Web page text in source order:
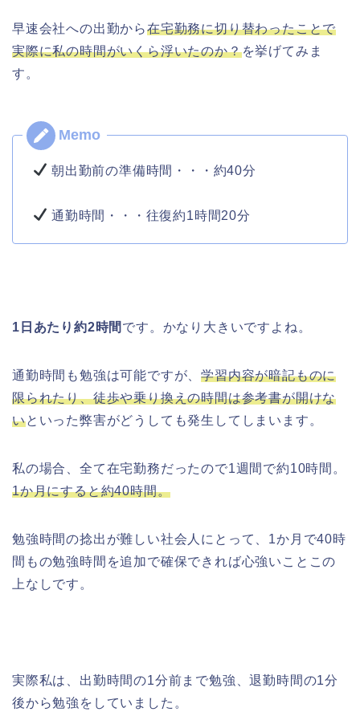
早速会社への出勤から在宅勤務に切り替わったことで
実際に私の時間がいくら浮いたのか？を挙げてみま
す。
朝出勤前の準備時間・・・約40分
通勤時間・・・往復約1時間20分
1日あたり約2時間 です。かなり大きいですよね。
通勤時間も勉強は可能ですが、学習内容が暗記ものに
限られたり、徒歩や乗り換えの時間は参考書が開けな
いといった弊害がどうしても発生してしまいます。
私の場合、全て在宅勤務だったので1週間で約10時間。
1か月にすると約40時間。
勉強時間の捻出が難しい社会人にとって、1か月で40時
間もの勉強時間を追加で確保できれば心強いことこの
上なしです。
実際私は、出勤時間の1分前まで勉強、退勤時間の1分
後から勉強をしていました。